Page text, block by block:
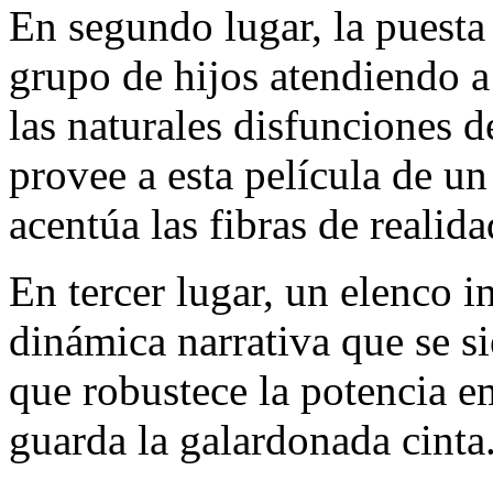
En segundo lugar, la
grupo de hijos atendiendo
las naturales disfunciones
provee a esta película de
acentúa las fibras de
En tercer lugar, un elenco
dinámica narrativa que se
que robustece la potencia
guarda la galardonada